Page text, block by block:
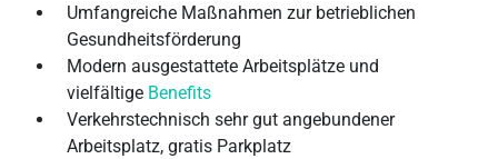
Umfangreiche Maßnahmen zur betrieblichen
Gesundheitsförderung
Modern ausgestattete Arbeitsplätze und
vielfältige Benefits
Verkehrstechnisch sehr gut angebundener
Arbeitsplatz, gratis Parkplatz